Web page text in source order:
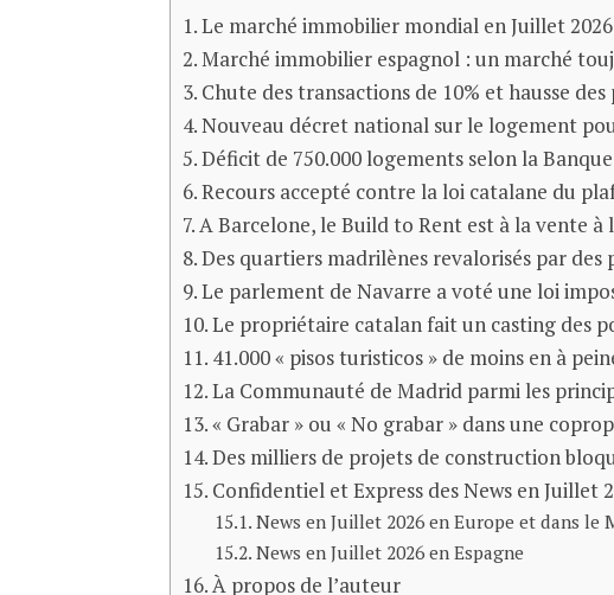
Le marché immobilier mondial en Juillet
Marché immobilier espagnol : un marché
Chute des transactions de 10% et hausse des
Nouveau décret national sur le logement
Déficit de 750.000 logements selon la Banque
Recours accepté contre la loi catalane du
A Barcelone, le Build to Rent est à la vente à
Des quartiers madrilènes revalorisés par des
Le parlement de Navarre a voté une loi
Le propriétaire catalan fait un casting des
41.000 « pisos turisticos » de moins en à
La Communauté de Madrid parmi les
« Grabar » ou « No grabar » dans une
Des milliers de projets de construction
Confidentiel et Express des News en Juillet
News en Juillet 2026 en Europe et dans le
News en Juillet 2026 en Espagne
À propos de l’auteur